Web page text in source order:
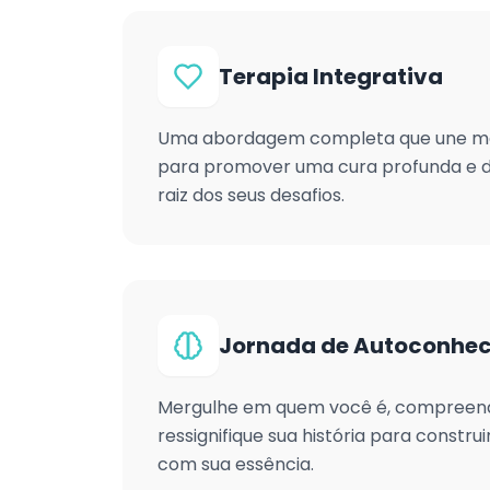
Terapia Integrativa
Uma abordagem completa que une
para promover uma cura profunda e
raiz dos seus desafios.
Jornada de
Mergulhe em quem você é,
ressignifique sua história para
com sua essência.